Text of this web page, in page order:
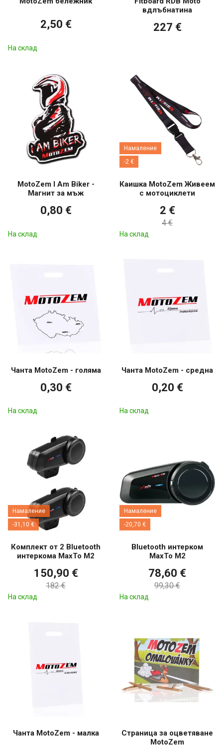
2,50 €
На склад
вдлъбнатина
227 €
MotoZem I Am Biker -
Магнит за мъж
0,80 €
На склад
Намаление
-2 €
Каишка MotoZem Живеем
с мотоциклети
2 €
4 €
На склад
Чанта MotoZem - голяма
0,30 €
На склад
Чанта MotoZem - средна
0,20 €
На склад
Намаление
-31,10 €
Комплект от 2 Bluetooth
интеркома MaxTo M2
150,90 €
182 €
На склад
Намаление
-20,70 €
Bluetooth интерком
MaxTo M2
78,60 €
99,30 €
На склад
Чанта MotoZem - малка
Страница за оцветяване
MotoZem